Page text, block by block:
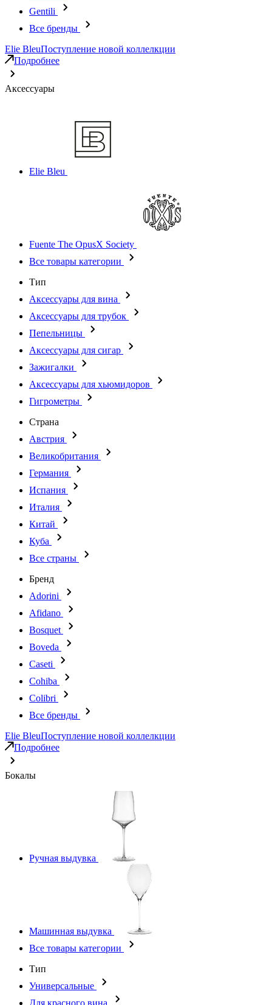
Gentili
Все бренды
Elie BleuПоступление новой коллелкции
Подробнее
Аксессуары
Elie Bleu
Fuente The OpusX Society
Все товары категории
Тип
Аксессуары для вина
Аксессуары для трубок
Пепельницы
Аксессуары для сигар
Зажигалки
Аксессуары для хьюмидоров
Гигрометры
Страна
Австрия
Великобритания
Германия
Испания
Италия
Китай
Куба
Все страны
Бренд
Adorini
Afidano
Bosquet
Boveda
Caseti
Cohiba
Colibri
Все бренды
Elie BleuПоступление новой коллелкции
Подробнее
Бокалы
Ручная выдувка
Машинная выдувка
Все товары категории
Тип
Универсальные
Для красного вина